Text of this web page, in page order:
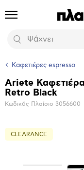
Προϊόντα
Αναζήτηση
Καφετιέρες espresso
Βασικά
χαρακτηριστικά
Ariete Καφετιέρα
Retro Black
Κωδικός Πλαίσιο 3056600
CLEARANCE